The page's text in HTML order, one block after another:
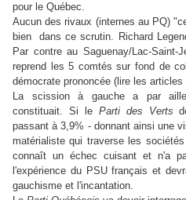
pour le Québec.
Aucun des rivaux (internes au PQ)
bien dans ce scrutin. Richard
Par contre au Saguenay/Lac-
reprend les 5 comtés sur fond de
démocrate prononcée (lire les articles
La scission à gauche a par
constituait. Si le Parti des Verts
passant à 3,9% - donnant ainsi une
matérialiste qui traverse les
connaît un échec cuisant et n'a
l'expérience du PSU français et
gauchisme et l'incantation.